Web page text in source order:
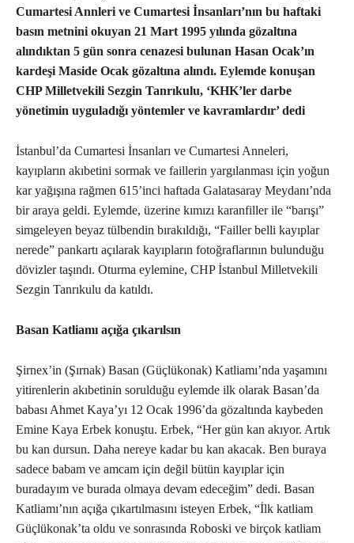
Cumartesi Annleri ve Cumartesi İnsanları’nın bu haftaki
basın metnini okuyan 21 Mart 1995 yılında gözaltına
alındıktan 5 gün sonra cenazesi bulunan Hasan Ocak’ın
kardeşi Maside Ocak gözaltına alındı. Eylemde konuşan
CHP Milletvekili Sezgin Tanrıkulu, ‘KHK’ler darbe
yönetimin uyguladığı yöntemler ve kavramlardır’ dedi
İstanbul’da Cumartesi İnsanları ve Cumartesi Anneleri,
kayıpların akıbetini sormak ve faillerin yargılanması için yoğun
kar yağışına rağmen 615’inci haftada Galatasaray Meydanı’nda
bir araya geldi. Eylemde, üzerine kımızı karanfiller ile “barışı”
simgeleyen beyaz tülbendin bırakıldığı, “Failler belli kayıplar
nerede” pankartı açılarak kayıpların fotoğraflarının bulunduğu
dövizler taşındı. Oturma eylemine, CHP İstanbul Milletvekili
Sezgin Tanrıkulu da katıldı.
Basan Katliamı açığa çıkarılsın
Şirnex’in (Şırnak) Basan (Güçlükonak) Katliamı’nda yaşamını
yitirenlerin akıbetinin sorulduğu eylemde ilk olarak Basan’da
babası Ahmet Kaya’yı 12 Ocak 1996’da gözaltında kaybeden
Emine Kaya Erbek konuştu. Erbek, “Her gün kan akıyor. Artık
bu kan dursun. Daha nereye kadar bu kan akacak. Ben buraya
sadece babam ve amcam için değil bütün kayıplar için
buradayım ve burada olmaya devam edeceğim” dedi. Basan
Katliamı’nın açığa çıkartılmasını isteyen Erbek, “İlk katliam
Güçlükonak’ta oldu ve sonrasında Roboski ve birçok katliam